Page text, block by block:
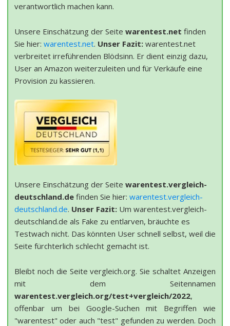
verantwortlich machen kann.
Unsere Einschätzung der Seite warentest.net finden
Sie hier: warentest.net. Unser Fazit: warentest.net
verbreitet irreführenden Blödsinn. Er dient einzig dazu,
User an Amazon weiterzuleiten und für Verkäufe eine
Provision zu kassieren.
Unsere Einschätzung der Seite warentest.vergleich-
deutschland.de finden Sie hier: warentest.vergleich-
deutschland.de. Unser Fazit: Um warentest.vergleich-
deutschland.de als Fake zu entlarven, bräuchte es
Testwach nicht. Das könnten User schnell selbst, weil die
Seite fürchterlich schlecht gemacht ist.
Bleibt noch die Seite vergleich.org. Sie schaltet Anzeigen
mit dem Seitennamen
warentest.vergleich.org/test+vergleich/2022,
offenbar um bei Google-Suchen mit Begriffen wie
"warentest" oder auch "test" gefunden zu werden. Doch